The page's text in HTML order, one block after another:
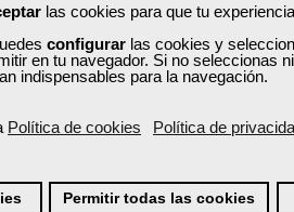
las cookies para que tu
configurar las cookies y
en tu navegador. Si no seleccionas
indispensables para la navegación.
Política de cookies Política de
Permitir todas las cookies
Diploma
Compra segura
Cursos Femxa